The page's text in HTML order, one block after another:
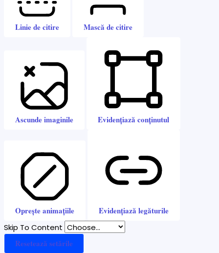
Linie de citire Mască de citire
Ascunde imaginile Evidențiază conținutul
Oprește animațiile Evidențiază legăturile
Skip To Content
Resetează setările